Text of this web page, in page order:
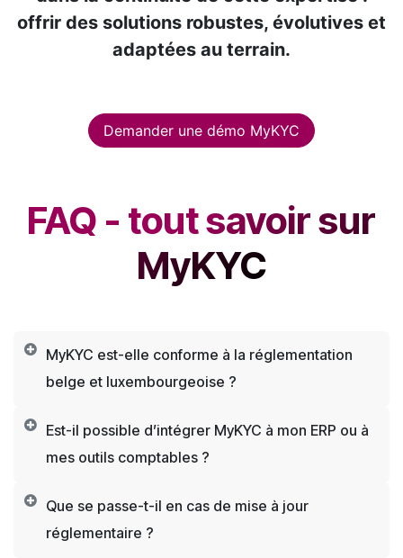
offrir des solutions robustes, évolutives et
adaptées au terrain.
Demander une démo MyKYC
FAQ - tout savoir sur
MyKYC
MyKYC est-elle conforme à la réglementation
belge et luxembourgeoise ?
Est-il possible d’intégrer MyKYC à mon ERP ou à
mes outils comptables ?
Que se passe-t-il en cas de mise à jour
réglementaire ?